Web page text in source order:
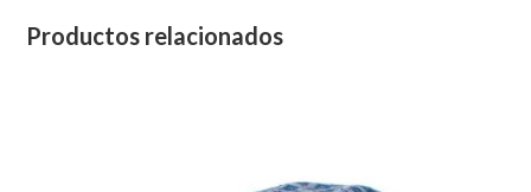
Productos relacionados